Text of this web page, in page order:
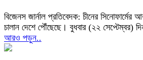
বিজেনস জার্নাল প্রতিবেদক: চীনের
চালান দেশে পৌঁছেছে। বুধবার (২২ সেপ্টেম্বর)
আরও পড়ুন..